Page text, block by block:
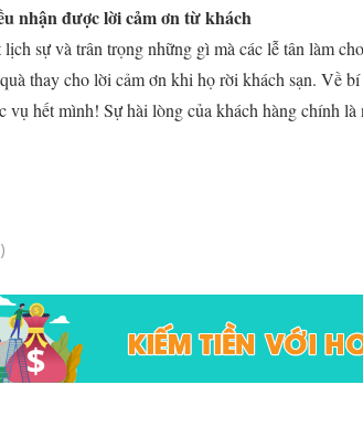
nhận được lời cảm ơn từ khách
lịch sự và trân trọng những gì mà các lễ tân làm
thay cho lời cảm ơn khi họ rời khách sạn. Về
vụ hết mình! Sự hài lòng của khách hàng chính